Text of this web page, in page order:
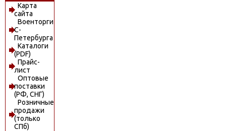
Карта
сайта
Военторги
С-
Петербурга
Каталоги
(PDF)
Прайс-
лист
Оптовые
поставки
(РФ, СНГ)
Розничные
продажи
(только
СПб)